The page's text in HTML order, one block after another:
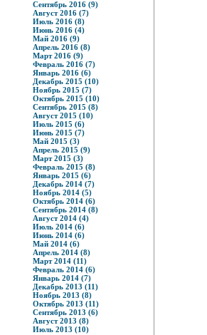
Сентябрь 2016 (9)
Август 2016 (7)
Июль 2016 (8)
Июнь 2016 (4)
Май 2016 (9)
Апрель 2016 (8)
Март 2016 (9)
Февраль 2016 (7)
Январь 2016 (6)
Декабрь 2015 (10)
Ноябрь 2015 (7)
Октябрь 2015 (10)
Сентябрь 2015 (8)
Август 2015 (10)
Июль 2015 (6)
Июнь 2015 (7)
Май 2015 (3)
Апрель 2015 (9)
Март 2015 (3)
Февраль 2015 (8)
Январь 2015 (6)
Декабрь 2014 (7)
Ноябрь 2014 (5)
Октябрь 2014 (6)
Сентябрь 2014 (8)
Август 2014 (4)
Июль 2014 (6)
Июнь 2014 (6)
Май 2014 (6)
Апрель 2014 (8)
Март 2014 (11)
Февраль 2014 (6)
Январь 2014 (7)
Декабрь 2013 (11)
Ноябрь 2013 (8)
Октябрь 2013 (11)
Сентябрь 2013 (6)
Август 2013 (8)
Июль 2013 (10)